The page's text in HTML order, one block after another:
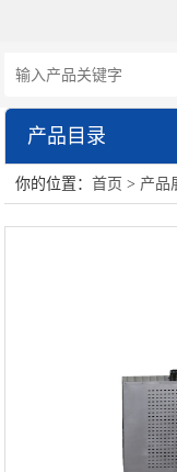
产品目录
超微粉碎机设备
中药微粉机设备
多功能粉碎机
你的位置：首页 > 产品